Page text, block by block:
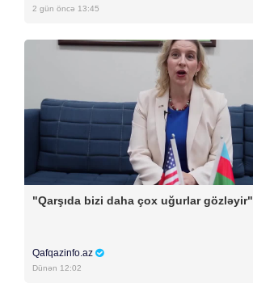
2 gün öncə 13:45
"Qarşıda bizi daha çox uğurlar gözləyir"
Qafqazinfo.az
Dünən 12:02